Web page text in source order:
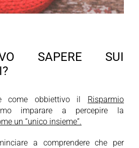
SAPERE SUI
come obbiettivo il Risparmio
imparare a percepire la
un “unico insieme”.
a comprendere che per